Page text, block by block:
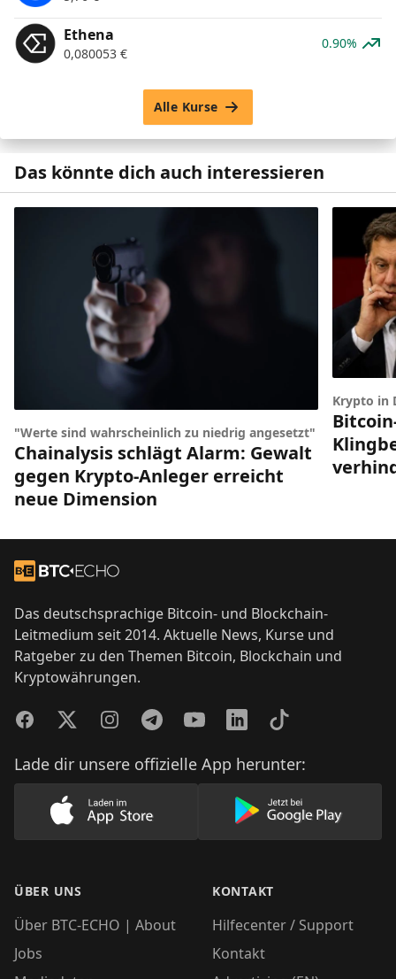
Ethena
0,080053 €
0.90%
Alle Kurse
Das könnte dich auch interessieren
"Werte sind wahrscheinlich zu niedrig angesetzt"
Chainalysis schlägt Alarm: Gewalt
gegen Krypto-Anleger erreicht
neue Dimension
Krypto in
Zur Startseite
Das deutschsprachige Bitcoin- und Blockchain-
Leitmedium seit 2014. Aktuelle News, Kurse und
Ratgeber zu den Themen Bitcoin, Blockchain und
Kryptowährungen.
FacebookTwitterInstagramTelegramYouTubeLinkedInTikTok
Lade dir unsere offizielle App herunter:
Lade unsere App im AppStore herunter
Lade unsere
ÜBER UNS
Über BTC-ECHO | About
Jobs
KONTAKT
Hilfecenter / Support
Kontakt